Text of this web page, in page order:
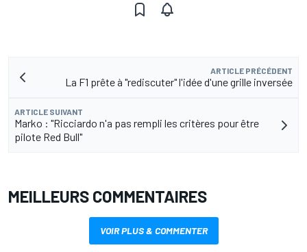
ARTICLE PRÉCÉDENT
La F1 prête à "rediscuter" l'idée d'une grille inversée
ARTICLE SUIVANT
Marko : "Ricciardo n'a pas rempli les critères pour être
pilote Red Bull"
MEILLEURS COMMENTAIRES
VOIR PLUS & COMMENTER